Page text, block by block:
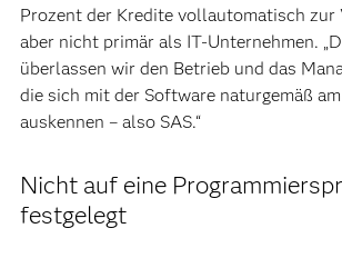
Prozent der Kredite vollautomatisch
aber nicht primär als IT-Unternehmen.
überlassen wir den Betrieb und das
die sich mit der Software naturgemäß
auskennen – also SAS.“
Nicht auf eine
festgelegt